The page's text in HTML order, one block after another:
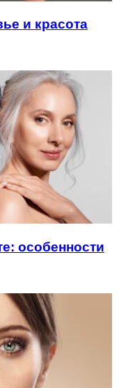
и красота
особенности